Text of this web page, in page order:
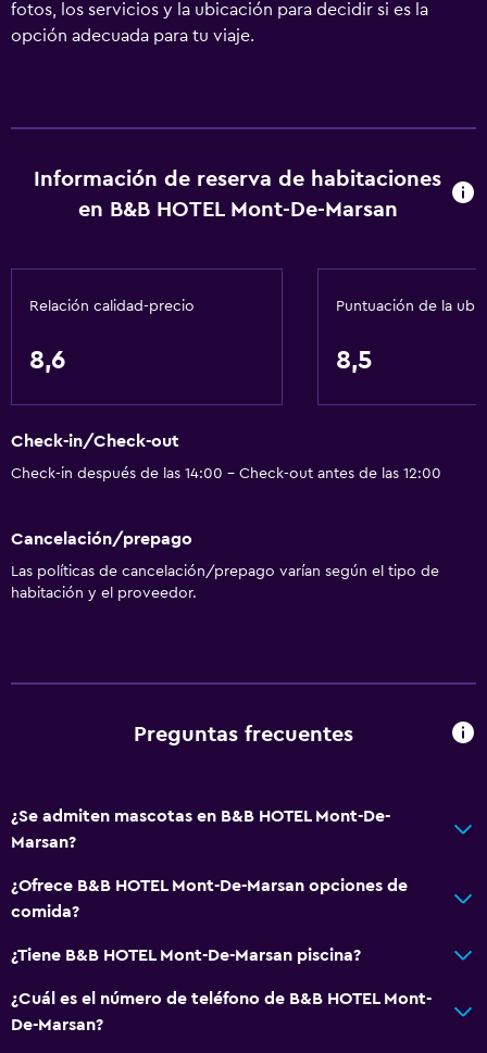
fotos, los servicios y la ubicación para decidir si es la
opción adecuada para tu viaje.
Información de reserva de habitaciones
en B&B HOTEL Mont-De-Marsan
Relación calidad-precio
8,6
Puntuación de la
8,5
Check-in/Check-out
Check-in después de las 14:00 - Check-out antes de las 12:00
Cancelación/prepago
Las políticas de cancelación/prepago varían según el tipo de
habitación y el proveedor.
Preguntas frecuentes
¿Se admiten mascotas en B&B HOTEL Mont-De-
Marsan?
¿Ofrece B&B HOTEL Mont-De-Marsan opciones de
comida?
¿Tiene B&B HOTEL Mont-De-Marsan piscina?
¿Cuál es el número de teléfono de B&B HOTEL Mont-
De-Marsan?